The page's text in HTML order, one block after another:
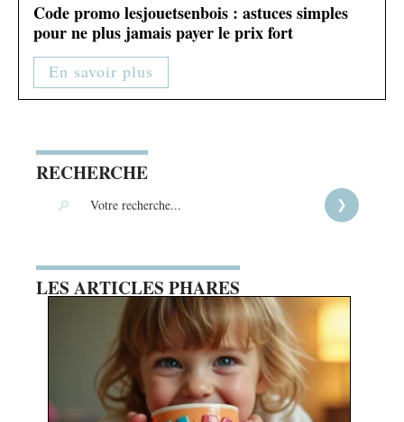
Code promo lesjouetsenbois : astuces simples
pour ne plus jamais payer le prix fort
En savoir plus
RECHERCHE
LES ARTICLES PHARES